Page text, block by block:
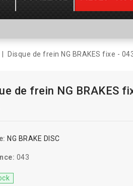
Disque de frein NG BRAKES fixe -
de frein NG BRAKES
NG BRAKE DISC
043